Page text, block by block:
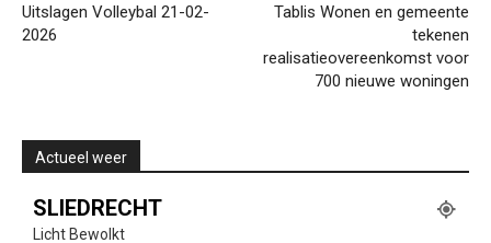
Uitslagen Volleybal 21-02-
2026
Tablis Wonen en gemeente
tekenen
realisatieovereenkomst voor
700 nieuwe woningen
Actueel weer
SLIEDRECHT
Licht Bewolkt